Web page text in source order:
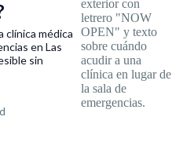
clínica médica
en Las
sin